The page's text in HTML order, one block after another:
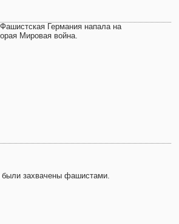
Германия напала на
Мировая война.
были захвачены фашистами.